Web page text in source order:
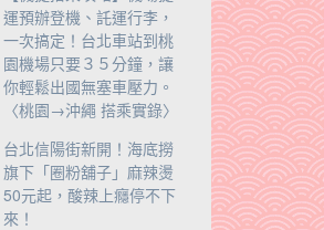
運預辦登機、託運行李，
一次搞定！台北車站到桃
園機場只要３５分鐘，讓
你輕鬆出國無塞車壓力。
〈桃園→沖繩 搭乘實錄〉
台北信陽街新開！海底撈
旗下「圈粉舖子」麻辣燙
50元起，酸辣上癮停不下
來！